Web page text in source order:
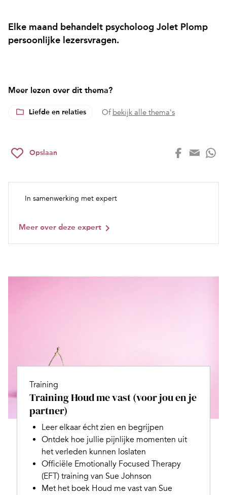
Elke maand behandelt psycholoog Jolet Plomp
persoonlijke lezersvragen.
Meer lezen over dit thema?
Liefde en relaties Of bekijk alle thema's
Opslaan
In samenwerking met expert
Meer over deze expert
Training
Training Houd me vast (voor jou en je
partner)
Leer elkaar écht zien en begrijpen
Ontdek hoe jullie pijnlijke momenten uit
het verleden kunnen loslaten
Officiële Emotionally Focused Therapy
(EFT) training van Sue Johnson
Met het boek Houd me vast van Sue